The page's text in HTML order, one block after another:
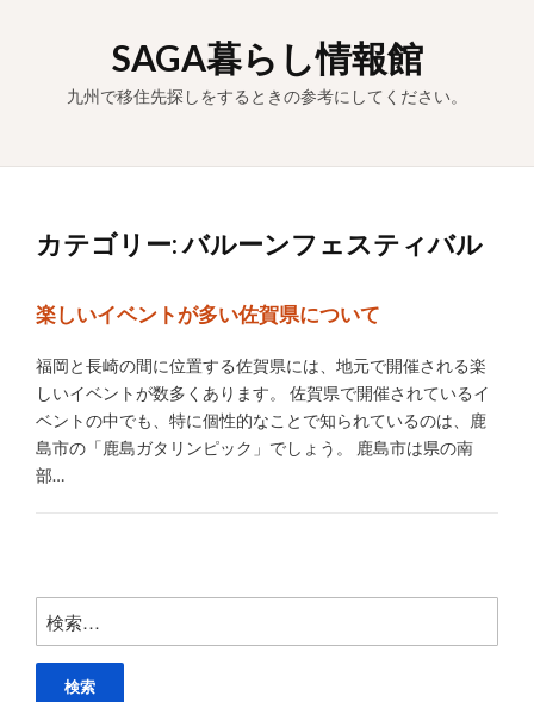
content
SAGA暮らし情報館
九州で移住先探しをするときの参考にしてください。
カテゴリー:バルーンフェスティバル
楽しいイベントが多い佐賀県について
福岡と長崎の間に位置する佐賀県には、地元で開催される楽
しいイベントが数多くあります。 佐賀県で開催されているイ
ベントの中でも、特に個性的なことで知られているのは、鹿
島市の「鹿島ガタリンピック」でしょう。 鹿島市は県の南
部…
検
索: